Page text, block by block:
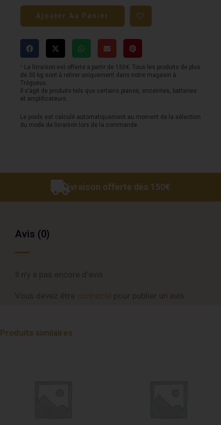
de
Pédale
MAESTRO
Discoverer
Delay
Ajouter Au Panier
¹ La livraison est offerte a partir de 150€. Tous les produits de plus
de 30 kg sont à retirer uniquement dans notre magasin à
Trégueux.
Il s’agit de produits tels que certains pianos, enceintes, batteries
et amplificateurs.
Le poids est calculé automatiquement au moment de la sélection
du mode de livraison lors de la commande.
Livraison offerte dès 150€
Avis (0)
connecté
Produits similaires